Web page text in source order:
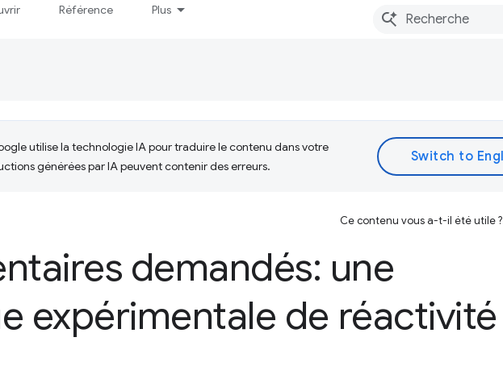
Référence Plus
utilise la technologie IA pour traduire le contenu dans votre
générées par IA peuvent contenir des erreurs.
Ce contenu vous a-t-il été utile ?
demandés: une
expérimentale de réactivité